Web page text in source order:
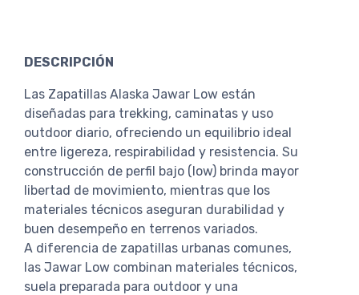
DESCRIPCIÓN
Las Zapatillas Alaska Jawar Low están
diseñadas para trekking, caminatas y uso
outdoor diario, ofreciendo un equilibrio ideal
entre ligereza, respirabilidad y resistencia. Su
construcción de perfil bajo (low) brinda mayor
libertad de movimiento, mientras que los
materiales técnicos aseguran durabilidad y
buen desempeño en terrenos variados.
A diferencia de zapatillas urbanas comunes,
las Jawar Low combinan materiales técnicos,
suela preparada para outdoor y una